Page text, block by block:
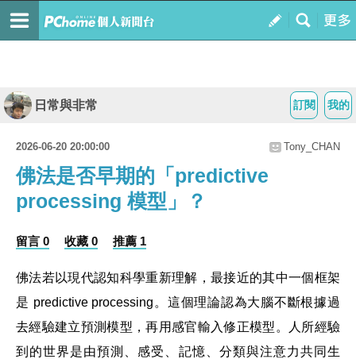
我的
訂閱
日常與非常
2026-06-20 20:00:00 Tony_CHAN
佛法是否早期的「predictive
processing 模型」？
留言 0 收藏 0 推薦 1
佛法若以現代認知科學重新理解，最接近的其中一個框架
是 predictive processing。這個理論認為大腦不斷根據過
去經驗建立預測模型，再用感官輸入修正模型。人所經驗
到的世界是由預測、感受、記憶、分類與注意力共同生